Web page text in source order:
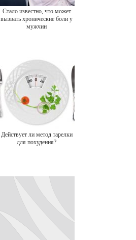
Стало известно, что может
вызвать хронические боли у
мужчин
Действует ли метод тарелки
для похудения?